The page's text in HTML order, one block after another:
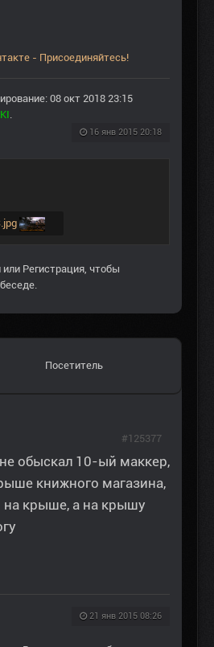
- Присоединяйтесь!
08 окт 2018 23:15
.
16 янв 2015 20:18
или Регистрация, чтобы
Посетитель
обыскал 10-ый маккер,
книжного магазина,
на крыше, а на крышу
21 янв 2015 08:26
#125377